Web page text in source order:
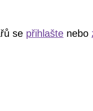
se přihlašte nebo